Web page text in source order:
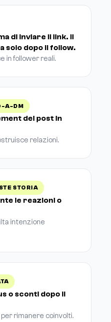
di inviare il link. Il
solo dopo il follow.
in follower reali.
A-DM
dei post in
relazioni.
STORIA
le reazioni o
intenzione
o sconti dopo il
per rimanere coinvolti.